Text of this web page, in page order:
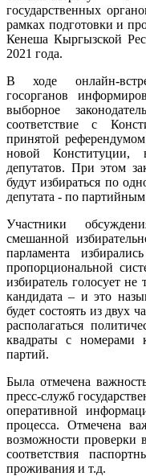
государственных
рамках подготовки и
Кенеша Кыргызской
2021 года.
В ходе онлайн-
госорганов
выборное
соответствие с
принятой
новой Конституции,
депутатов. При этом
будут избираться по
депутата - по
Участники
смешанной
парламента
пропорциональной
избиратель голосует
кандидата – и это
будет состоять из двух
располагаться
квадраты с номерами
партий.
Была отмечена
пресс-служб
оперативной
процесса. Отмечена
возможности проверки
соответствия
проживания и т.д.